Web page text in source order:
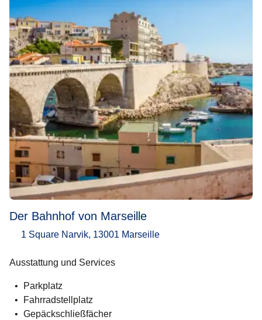
Der Bahnhof von Marseille
1 Square Narvik, 13001 Marseille
Ausstattung und Services
Parkplatz
Fahrradstellplatz
Gepäckschließfächer